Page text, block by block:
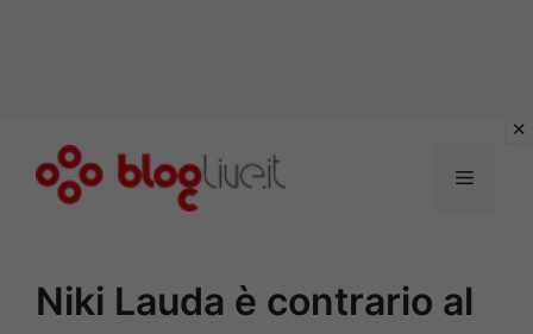
Menu
Niki Lauda è contrario al